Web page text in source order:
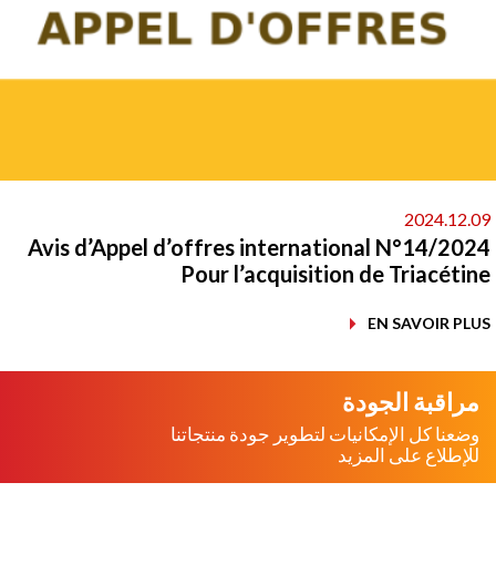
Avis d’Appel d’offres international N°14/
Pour l’acquisition de
EN SAVOIR
مراقبة الجودة
وضعنا كل الإمكانيات لتطوير جودة منتجاتنا
للإطلاع على المزيد